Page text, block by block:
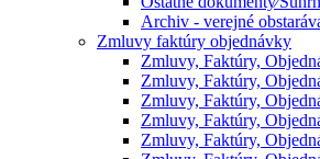
Archiv - verejné
Zmluvy faktúry objednávky
Zmluvy, Faktúry,
Zmluvy, Faktúry,
Zmluvy, Faktúry,
Zmluvy, Faktúry,
Zmluvy, Faktúry,